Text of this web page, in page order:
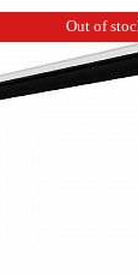
Out of